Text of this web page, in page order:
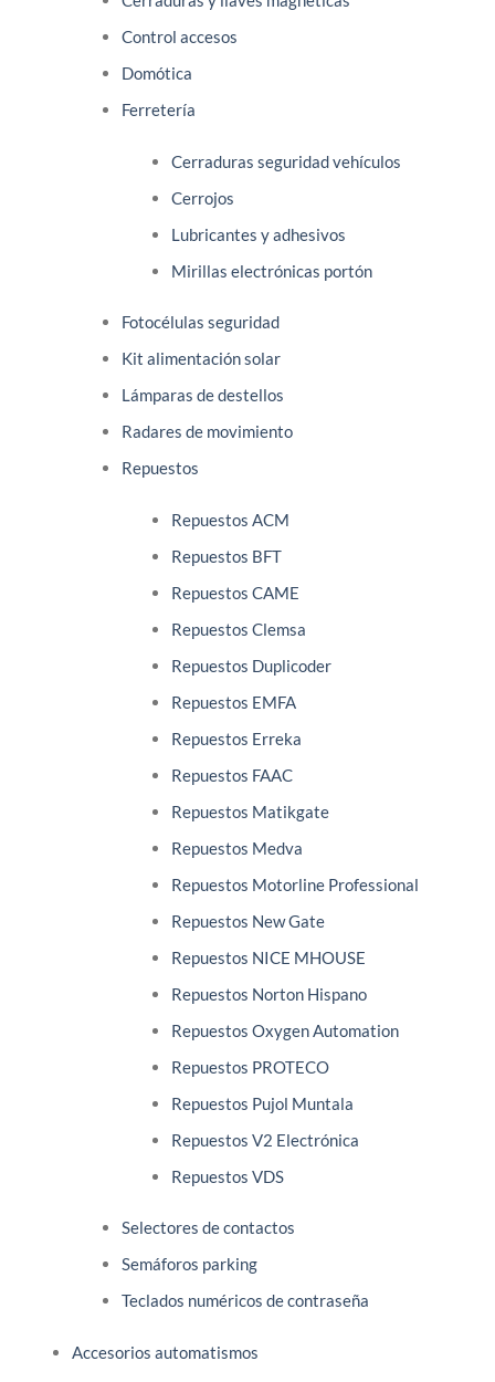
Control accesos
Domótica
Ferretería
Cerraduras seguridad vehículos
Cerrojos
Lubricantes y adhesivos
Mirillas electrónicas portón
Fotocélulas seguridad
Kit alimentación solar
Lámparas de destellos
Radares de movimiento
Repuestos
Repuestos ACM
Repuestos BFT
Repuestos CAME
Repuestos Clemsa
Repuestos Duplicoder
Repuestos EMFA
Repuestos Erreka
Repuestos FAAC
Repuestos Matikgate
Repuestos Medva
Repuestos Motorline Professional
Repuestos New Gate
Repuestos NICE MHOUSE
Repuestos Norton Hispano
Repuestos Oxygen Automation
Repuestos PROTECO
Repuestos Pujol Muntala
Repuestos V2 Electrónica
Repuestos VDS
Selectores de contactos
Semáforos parking
Teclados numéricos de contraseña
Accesorios automatismos